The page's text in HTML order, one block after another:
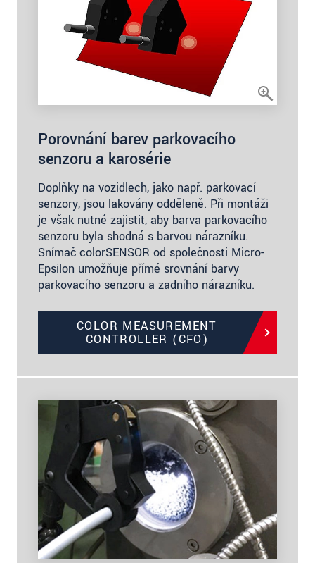
Porovnání barev parkovacího
senzoru a karosérie
Doplňky na vozidlech, jako např. parkovací
senzory, jsou lakovány odděleně. Při montáži
je však nutné zajistit, aby barva parkovacího
senzoru byla shodná s barvou nárazníku.
Snímač colorSENSOR od společnosti Micro-
Epsilon umožňuje přímé srovnání barvy
parkovacího senzoru a zadního nárazníku.
COLOR MEASUREMENT
CONTROLLER (CFO)